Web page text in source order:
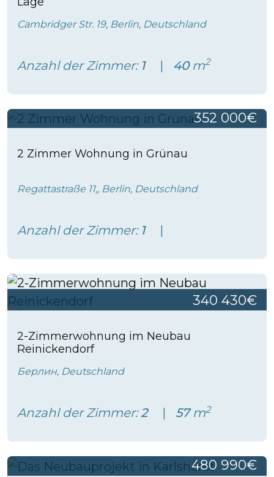
Cambridger Str. 19, Berlin, Deutschland
Anzahl der Zimmer: 1 40m2
352 000€
2 Zimmer Wohnung in Grünau
Regattastraße 11,, Berlin, Deutschland
Anzahl der Zimmer: 1
340 430€
2-Zimmerwohnung im Neubau
Reinickendorf
Берлин, Deutschland
Anzahl der Zimmer:2 57m2
480 990€